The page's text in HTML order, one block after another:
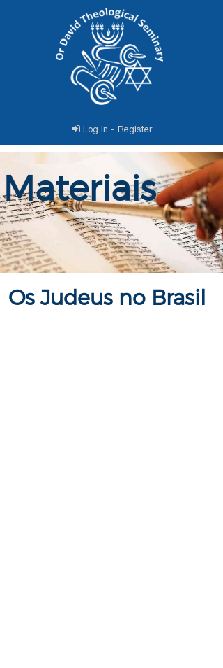
Log In - Register
Materiais
Os Judeus no Brasil